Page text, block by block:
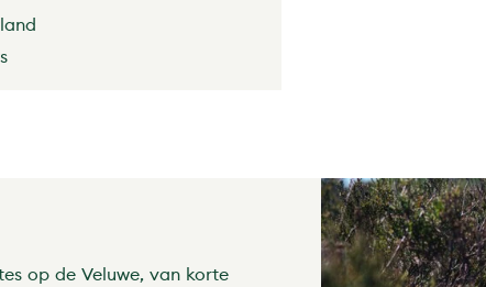
op de Veluwe, van korte